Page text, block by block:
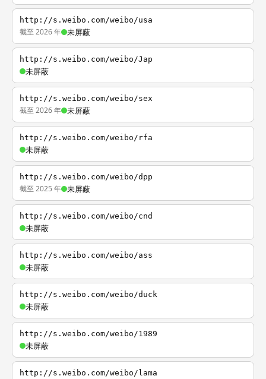
http://s.weibo.com/weibo/usa
截至 2026 年 未屏蔽
http://s.weibo.com/weibo/Jap
未屏蔽
http://s.weibo.com/weibo/sex
截至 2026 年 未屏蔽
http://s.weibo.com/weibo/rfa
未屏蔽
http://s.weibo.com/weibo/dpp
截至 2025 年 未屏蔽
http://s.weibo.com/weibo/cnd
未屏蔽
http://s.weibo.com/weibo/ass
未屏蔽
http://s.weibo.com/weibo/duck
未屏蔽
http://s.weibo.com/weibo/1989
未屏蔽
http://s.weibo.com/weibo/lama